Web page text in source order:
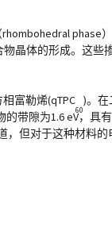
phase
物晶体的形成。这些
富勒烯(qTPC
60
)。在
带隙为1.6 eV，具
但对于这种材料